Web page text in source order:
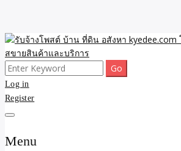
Skip
to
content
รับจ้างโพสต์ บ้าน
อสังหา
ขายดี ขายฟรี รับ
ขายดี โพสประกาศขายสินค้าฟรี บ้าน ที่ดิน อสัง
ของ รับรองผล ดีที่สุดถูกที่สุด ติดหน้าแรกกูเกืล
Search
for:
Log in
Register
Menu